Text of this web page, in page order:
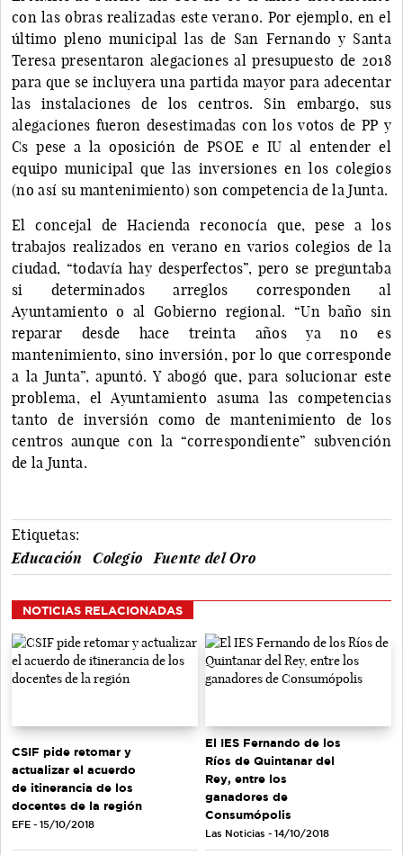
con las obras realizadas este verano. Por ejemplo, en el
último pleno municipal las de San Fernando y Santa
Teresa presentaron alegaciones al presupuesto de 2018
para que se incluyera una partida mayor para adecentar
las instalaciones de los centros. Sin embargo, sus
alegaciones fueron desestimadas con los votos de PP y
Cs pese a la oposición de PSOE e IU al entender el
equipo municipal que las inversiones en los colegios
(no así su mantenimiento) son competencia de la Junta.
El concejal de Hacienda reconocía que, pese a los
trabajos realizados en verano en varios colegios de la
ciudad, “todavía hay desperfectos”, pero se preguntaba
si determinados arreglos corresponden al
Ayuntamiento o al Gobierno regional. “Un baño sin
reparar desde hace treinta años ya no es
mantenimiento, sino inversión, por lo que corresponde
a la Junta”, apuntó. Y abogó que, para solucionar este
problema, el Ayuntamiento asuma las competencias
tanto de inversión como de mantenimiento de los
centros aunque con la “correspondiente” subvención
de la Junta.
Etiquetas:
Educación
Colegio Fuente del Oro
NOTICIAS RELACIONADAS
CSIF pide retomar y
actualizar el acuerdo
de itinerancia de los
docentes de la región
EFE - 15/10/2018
El IES Fernando de los
Ríos de Quintanar del
Rey, entre los
ganadores de
Consumópolis
Las Noticias - 14/10/2018